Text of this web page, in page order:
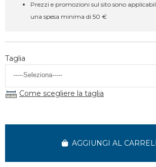
Prezzi e promozioni sul sito sono
una spesa minima di 50 €
Taglia
Come scegliere la taglia
AGGIUNGI AL